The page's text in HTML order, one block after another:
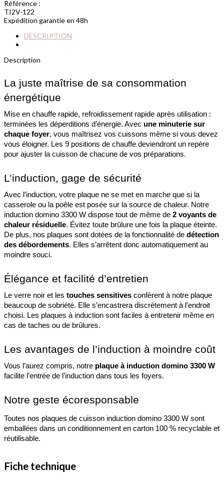
Référence :
TI2V-122
Expédition garantie en 48h
DESCRIPTION
Description
La juste maîtrise de sa consommation
énergétique
Mise en chauffe rapide, refroidissement rapide après utilisation :
terminées les déperditions d’énergie. Avec une minuterie sur
chaque foyer, vous maîtrisez vos cuissons même si vous devez
vous éloigner. Les 9 positions de chauffe deviendront un repère
pour ajuster la cuisson de chacune de vos préparations.
L’induction, gage de sécurité
Avec l’induction, votre plaque ne se met en marche que si la
casserole ou la poêle est posée sur la source de chaleur. Notre
induction domino 3300 W dispose tout de même de 2 voyants de
chaleur résiduelle. Évitez toute brûlure une fois la plaque éteinte.
De plus, nos plaques sont dotées de la fonctionnalité de détection
des débordements. Elles s’arrêtent donc automatiquement au
moindre souci.
Élégance et facilité d’entretien
Le verre noir et les touches sensitives confèrent à notre plaque
beaucoup de sobriété. Elle s’encastrera discrètement à l’endroit
choisi. Les plaques à induction sont faciles à entretenir même en
cas de taches ou de brûlures.
Les avantages de l’induction à moindre coût
Vous l’aurez compris, notre plaque à induction domino 3300 W
facilite l’entrée de l’induction dans tous les foyers.
Notre geste écoresponsable
Toutes nos plaques de cuisson induction domino 3300 W sont
emballées dans un conditionnement en carton 100 % recyclable et
réutilisable.
Fiche technique